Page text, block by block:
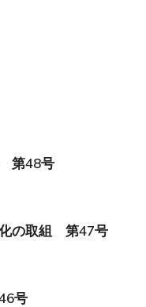
第48号
の取組 第47号
号